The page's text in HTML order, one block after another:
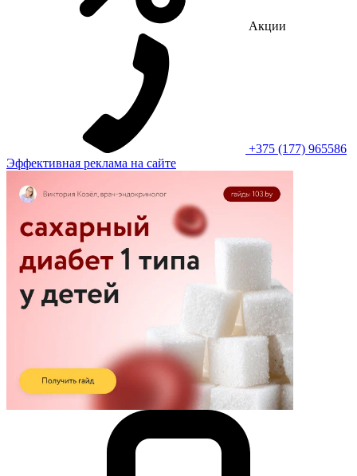
Акции
+375 (177) 965586
Эффективная реклама на сайте